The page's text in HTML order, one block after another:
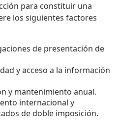
para constituir una
los siguientes factores
de presentación de
y acceso a la información
y mantenimiento anual.
internacional y
de doble imposición.